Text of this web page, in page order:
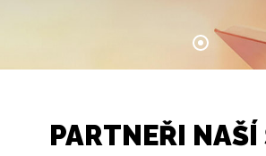
PARTNEŘI NAŠÍ